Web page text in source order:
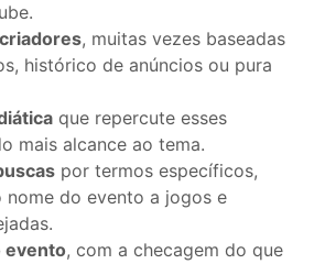
, muitas vezes baseadas
histórico de anúncios ou pura
que repercute esses
mais alcance ao tema.
por termos específicos,
nome do evento a jogos e
evento, com a checagem do que